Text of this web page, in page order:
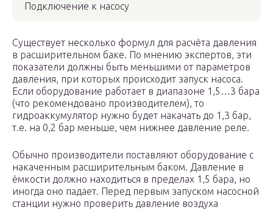
Подключение к насосу
Существует несколько формул для расчёта давления
в расширительном баке. По мнению экспертов, эти
показатели должны быть меньшими от параметров
давления, при которых происходит запуск насоса.
Если оборудование работает в диапазоне 1,5…3 бара
(что рекомендовано производителем), то
гидроаккумулятор нужно будет накачать до 1,3 бар,
т.е. на 0,2 бар меньше, чем нижнее давление реле.
Обычно производители поставляют оборудование с
накаченным расширительным баком. Давление в
ёмкости должно находиться в пределах 1,5 бара, но
иногда оно падает. Перед первым запуском насосной
станции нужно проверить давление воздуха